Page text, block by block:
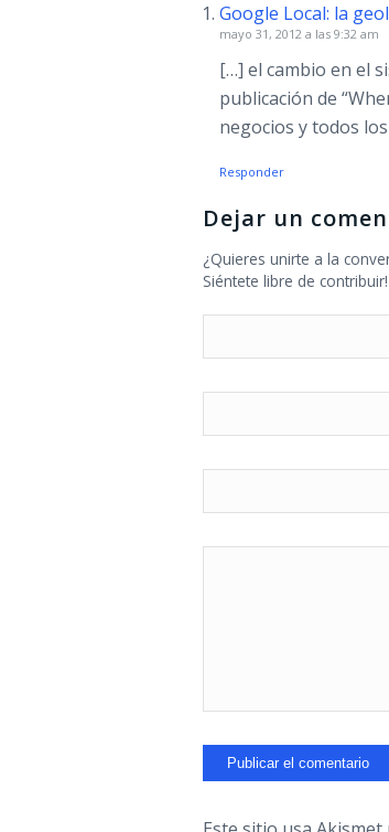
Google Local: la
mayo 31, 2012 a las 9:32 am
[…] el cambio en el
publicación de
negocios y todos
Responder
Dejar un
¿Quieres unirte a la
Siéntete libre de contribuir!